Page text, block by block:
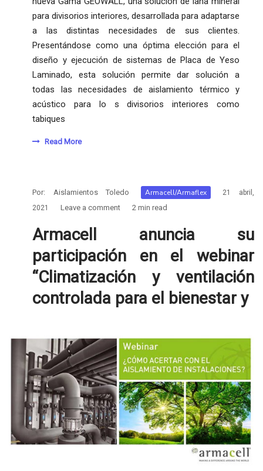
para divisorios interiores, desarrollada para adaptarse
a las distintas necesidades de sus clientes.
Presentándose como una óptima elección para el
diseño y ejecución de sistemas de Placa de Yeso
Laminado, esta solución permite dar solución a
todas las necesidades de aislamiento térmico y
acústico para lo s divisorios interiores como
tabiques
Read More
Por: Aislamientos Toledo Armacell/Armaflex
21 abril,
2021
Leave a comment 2 min read
Armacell anuncia su
participación en el webinar
“Climatización y ventilación
controlada para el bienestar y